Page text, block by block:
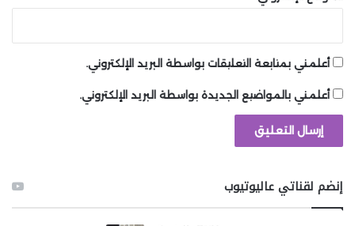
أعلمني بمتابعة التعليقات بواسطة البريد الإلكتروني.
أعلمني بالمواضيع الجديدة بواسطة البريد الإلكتروني.
إنضم لقناتي عاليوتيوب